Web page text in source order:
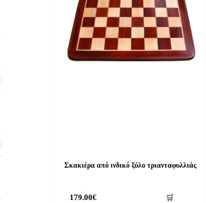
Σκακιέρα από ινδικό ξύλο τριανταφυλλιάς
179.00€ 🛒